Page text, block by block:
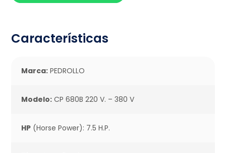
Características
Marca: PEDROLLO
Modelo: CP 680B 220 V. – 380 V
HP (Horse Power): 7.5 H.P.